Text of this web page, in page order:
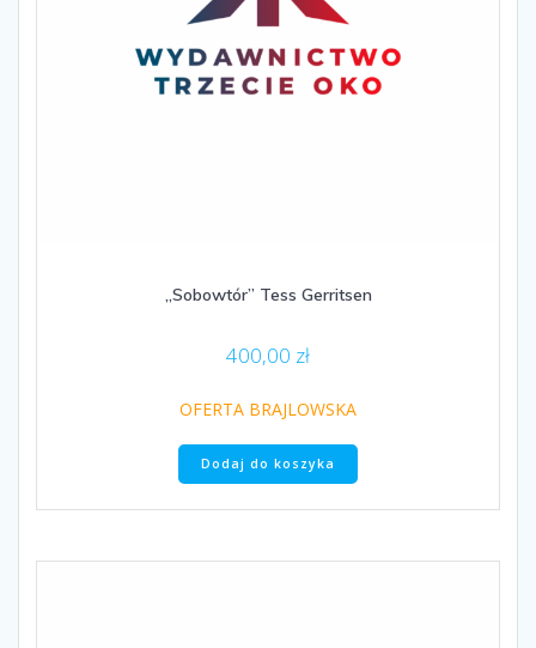
„Sobowtór” Tess Gerritsen
400,00 zł
OFERTA BRAJLOWSKA
Dodaj do koszyka